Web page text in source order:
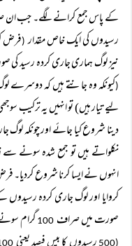
کے پاس جمع کرانے لگے۔ جب ان
رسیدوں کی ایک خاص مقدار(فرض
نیز لوگ ہماری جاری کردہ رسید کی
(کیونکہ وہ جانتے ہیں کہ
لیے تیار ہیں) تو انہیں یہ
دینا شروع کیا جائے اور چونکہ لوگ
نکلواتے ہیں تو جمع شدہ سونے سے
انہوں نے ایسا کرنا شروع
کروایا اور لوگ جاری کردہ رسیدوں
صورت میں صراف
گرام
(500
100